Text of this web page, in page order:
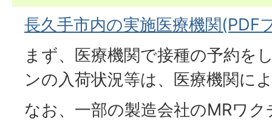
長久手市内の実施医療機関(PDF
まず、医療機関で接種の予約を
ンの入荷状況等は、医療機関に
なお、一部の製造会社のMRワ